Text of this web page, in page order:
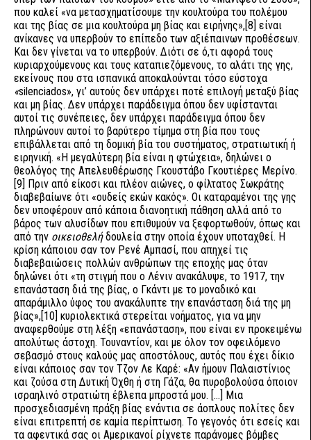
που καλεί «να μετασχηματίσουμε την κουλτούρα του πολέμου
και της βίας σε μια κουλτούρα μη βίας και ειρήνης»,[8] είναι
ανίκανες να υπερβούν το επίπεδο των αξιέπαινων προθέσεων.
Και δεν γίνεται να το υπερβούν. Διότι σε ό,τι αφορά τους
κυριαρχούμενους και τους καταπιεζόμενους, το αλάτι της γης,
εκείνους που στα ισπανικά αποκαλούνται τόσο εύστοχα
«silenciados», γι’ αυτούς δεν υπάρχει ποτέ επιλογή μεταξύ βίας
και μη βίας. Δεν υπάρχει παράδειγμα όπου δεν υφίστανται
αυτοί τις συνέπειες, δεν υπάρχει παράδειγμα όπου δεν
πληρώνουν αυτοί το βαρύτερο τίμημα στη βία που τους
επιβάλλεται από τη δομική βία του συστήματος, στρατιωτική ή
ειρηνική. «Η μεγαλύτερη βία είναι η φτώχεια», δηλώνει ο
θεολόγος της Απελευθέρωσης Γκουστάβο Γκουτιέρες Μερίνο.
[9] Πριν από είκοσι και πλέον αιώνες, ο φίλτατος Σωκράτης
διαβεβαίωνε ότι «ουδείς εκών κακός». Οι καταραμένοι της γης
δεν υποφέρουν από κάποια διανοητική πάθηση αλλά από το
βάρος των αλυσίδων που επιθυμούν να ξεφορτωθούν, όπως και
από την οικειοθελήδουλεία στην οποία έχουν υποταχθεί. Η
κρίση κάποιου σαν τον Ρενέ Αμπασί, που απηχεί τις
διαβεβαιώσεις πολλών ανθρώπων της εποχής μας όταν
δηλώνει ότι «τη στιγμή που ο Λένιν ανακάλυψε, το 1917, την
επανάσταση διά της βίας, ο Γκάντι με το μοναδικό και
απαράμιλλο ύφος του ανακάλυπτε την επανάσταση διά της μη
βίας»,[10] κυριολεκτικά στερείται νοήματος, για να μην
αναφερθούμε στη λέξη «επανάσταση», που είναι εν προκειμένω
απολύτως άστοχη. Τουναντίον, και με όλον τον οφειλόμενο
σεβασμό στους καλούς μας αποστόλους, αυτός που έχει δίκιο
είναι κάποιος σαν τον Τζον Λε Καρέ: «Αν ήμουν Παλαιστίνιος
και ζούσα στη Δυτική Όχθη ή στη Γάζα, θα πυροβολούσα όποιον
ισραηλινό στρατιώτη έβλεπα μπροστά μου. […] Μια
προσχεδιασμένη πράξη βίας ενάντια σε άοπλους πολίτες δεν
είναι επιτρεπτή σε καμία περίπτωση. Το γεγονός ότι εσείς και
τα αφεντικά σας οι Αμερικανοί ρίχνετε παράνομες βόμβες